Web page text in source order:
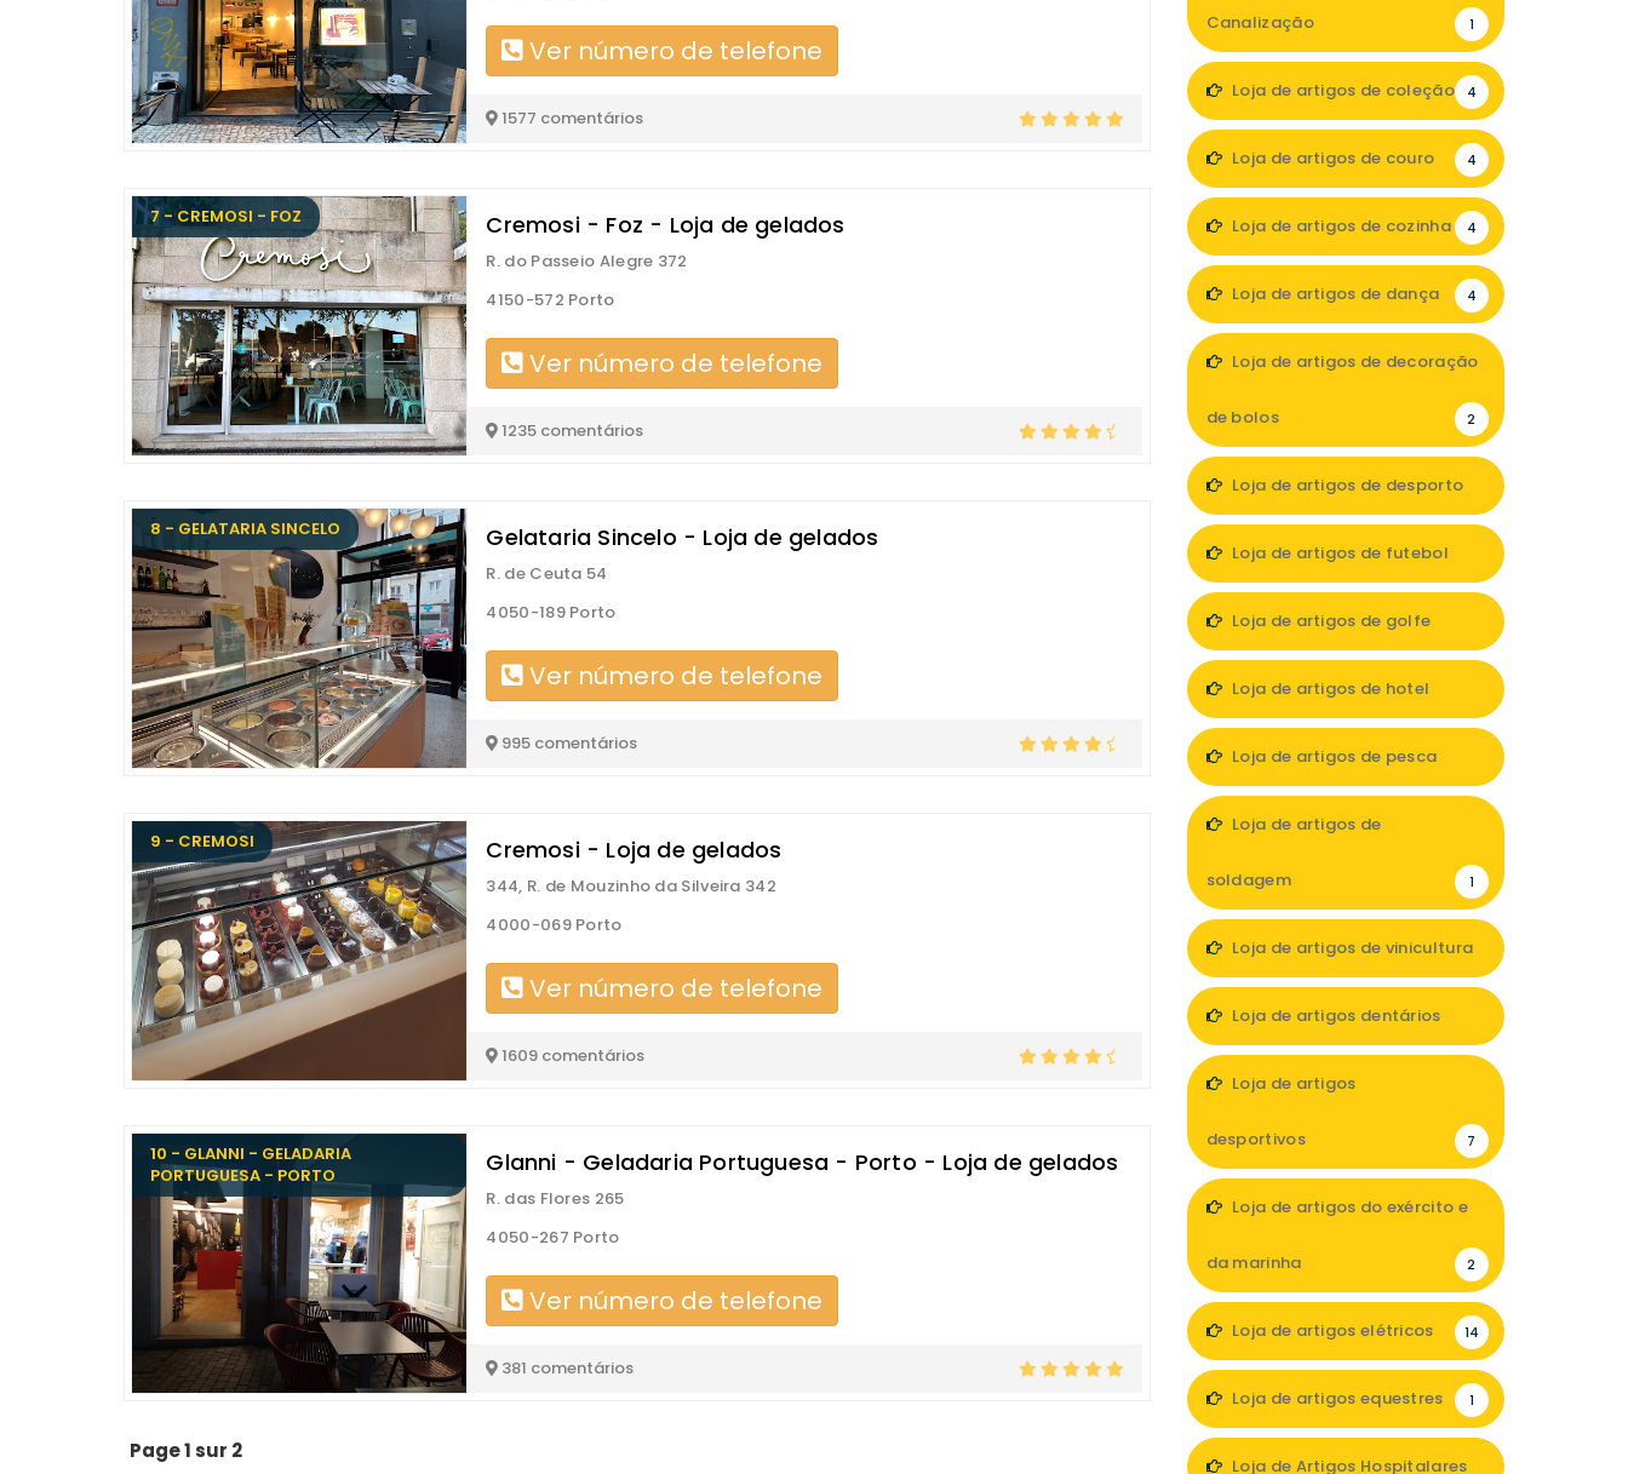
Ver número de telefone
1577 comentários
7 - CREMOSI - FOZ Cremosi - Foz - Loja de gelados
R. do Passeio Alegre 372
4150-572 Porto
Ver número de telefone
1235 comentários
8 - GELATARIA SINCELO Gelataria Sincelo - Loja de gelados
R. de Ceuta 54
4050-189 Porto
Ver número de telefone
995 comentários
9 - CREMOSI Cremosi - Loja de gelados
344, R. de Mouzinho da Silveira 342
4000-069 Porto
Ver número de telefone
1609 comentários
10 - GLANNI - GELADARIA
PORTUGUESA - PORTO
Glanni - Geladaria Portuguesa - Porto - Loja de gelados
R. das Flores 265
4050-267 Porto
Ver número de telefone
381 comentários
Page 1 sur 2
Canalização 1
Loja de artigos de coleção 4
Loja de artigos de couro 4
Loja de artigos de cozinha 4
Loja de artigos de dança 4
Loja de artigos de decoração
de bolos 2
Loja de artigos de desporto
Loja de artigos de futebol
Loja de artigos de golfe
Loja de artigos de hotel
Loja de artigos de pesca
Loja de artigos de
soldagem 1
Loja de artigos de vinicultura
Loja de artigos dentários
Loja de artigos
desportivos 7
Loja de artigos do exército e
da marinha 2
Loja de artigos elétricos 14
Loja de artigos equestres 1
Loja de Artigos Hospitalares